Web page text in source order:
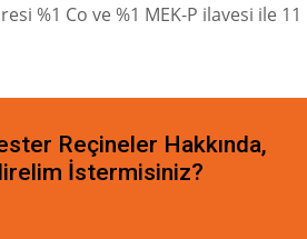
%1 Co ve %1 MEK-P ilavesi ile 11
Reçineler Hakkında,
İstermisiniz?